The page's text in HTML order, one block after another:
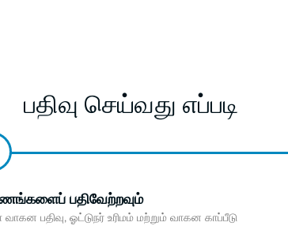
பதிவு செய்வது எப்படி
பதிவேற்றவும்
பதிவு, ஓட்டுநர் உரிமம் மற்றும் வாகன காப்பீடு